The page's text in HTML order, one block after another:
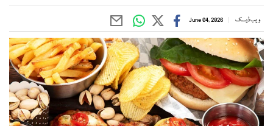
ویب ڈیسک June 04, 2026